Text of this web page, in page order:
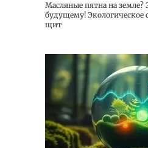
Масляные пятна на земле?
будущему! Экологическое
щит